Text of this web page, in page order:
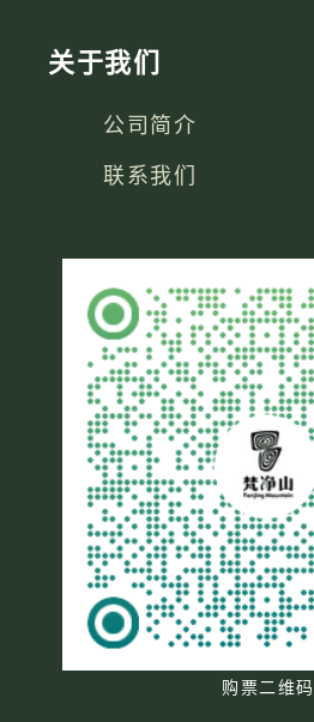
关于我们
公司简介
联系我们
购票二维码